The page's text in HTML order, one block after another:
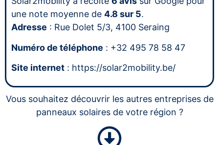
une note moyenne de 4.8 sur 5.
Adresse : Rue Dolet 5/3, 4100 Seraing
Numéro de téléphone : +32 495 78 58 47
Site internet : https://solar2mobility.be/
Vous souhaitez découvrir les autres entreprises de
panneaux solaires de votre région ?